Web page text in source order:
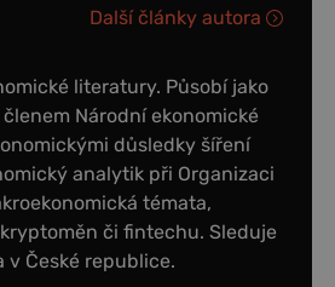
literatury. Působí jako
Národní ekonomické
důsledky šíření
analytik při Organizaci
témata,
či fintechu. Sleduje
v České republice.
Další články autora